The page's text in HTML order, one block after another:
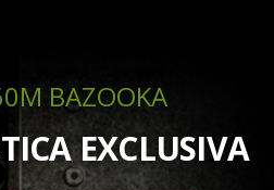
BAZOOKA
EXCLUSIVA